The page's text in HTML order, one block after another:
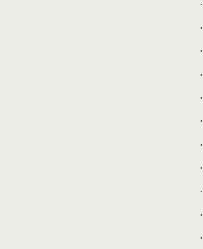
.
.
.
.
.
.
.
.
.
.